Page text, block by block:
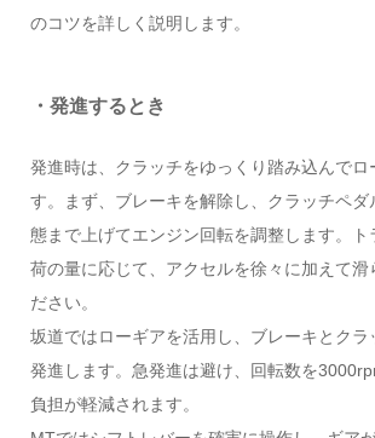
のコツを詳しく説明します。
・発進するとき
発進時は、クラッチをゆっくり踏み込んでロ
す。まず、ブレーキを解除し、クラッチペダ
態まで上げてエンジン回転を調整します。ト
荷の量に応じて、アクセルを徐々に加えて滑
ださい。
坂道ではローギアを活用し、ブレーキとクラ
発進します。急発進は避け、回転数を
負担が軽減されます。